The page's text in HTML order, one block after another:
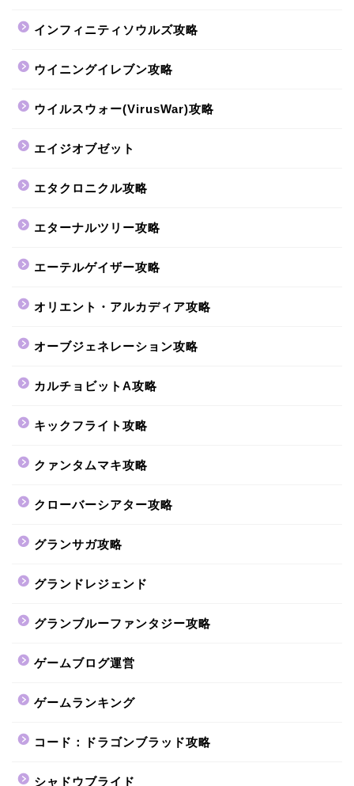
インフィニティソウルズ攻略
ウイニングイレブン攻略
ウイルスウォー(VirusWar)攻略
エイジオブゼット
エタクロニクル攻略
エターナルツリー攻略
エーテルゲイザー攻略
オリエント・アルカディア攻略
オーブジェネレーション攻略
カルチョビットA攻略
キックフライト攻略
クァンタムマキ攻略
クローバーシアター攻略
グランサガ攻略
グランドレジェンド
グランブルーファンタジー攻略
ゲームブログ運営
ゲームランキング
コード：ドラゴンブラッド攻略
シャドウブライド